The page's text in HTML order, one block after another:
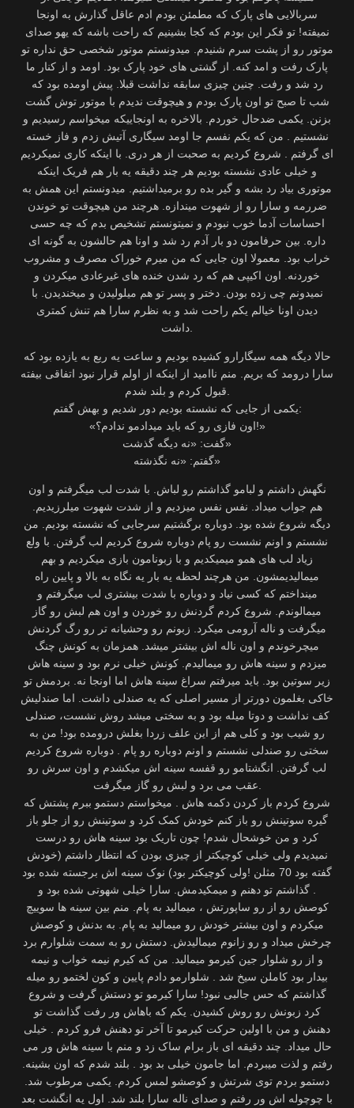
سربالایی های پارک که مطمئن بودم ادم عاقل گذارش به اونجا
نمیفته! تو فکر این بودم که کجا بشینیم که راحت باشه که یهو صدای
موتور رو از پشت سرم شنیدم. میدونستم موتور شخصی حق نداره تو
پارک رفت و امد کنه. از گشتی های خود پارک بود. اومد و از کنار ما
رد شد و رفت. چنین چیزی سابقه نداشت قبلا. پیش اومده بود که
شب تا صبح تو اون پارک بودم و هیچوقت ندیدم با موتور توش گشت
بزنن. یکمی ضدحال خوردم. بالاخره به اونجاییکه میخواسم رسیدیم و
نشستیم . من که یکم نفسم جا اومد سیگاری آتیش زدم و فاز خسته
ای گرفتم . شروع کردیم به صحبت از هر دری. با اینکه کاری نمیکردیم
و خیلی عادی نشسته بودیم هر چند دقیقه یه بار هم فریک اینکه
موتوری بیاد رد بشه و گیر بده رو برمیداشتیم. میدونستم این همش به
ضررمه و سارا رو از شهوت میندازه. هرچند من هیچوقت تو خوندن
احساسات آدما خوب نبودم و نمیتونستم تشخیص بدم که چه حسی
داره. بین حرفامون دو بار آدم رد شد و اونا هم حالشون به گونه ای
خراب بود. معمولا اون جایی که من میرم خوراک مصرف و مشروب
خوردنه. اون اکیپی هم که رد شدن خنده های غیرعادی میکردن و
نمیدونم چی زده بودن. دختر و پسر تو هم میلولیدن و میخندیدن. با
دیدن اونا خیالم یکم راحت شد و به نظرم سارا هم تنش کمتری
حالا دیگه همه سیگارارو کشیده بودیم و ساعت یه ربع به یازده بود که
سارا درومد که بریم. منم ناامید از اینکه از اولم قرار نبود اتفاقی بیفته
یکمی از جایی که نشسته بودیم دور شدیم و بهش گفتم:
«اون فازی رو که باید میدادمو ندادم؟!»
گفت: «نه دیگه گذشت»
گفتم: «نه نگذشته»
نگهش داشتم و لبامو گذاشتم رو لباش. با شدت لب میگرفتم و اون
هم جواب میداد. نفس نفس میزدیم و از شدت شهوت میلرزیدیم.
دیگه شروع شده بود. دوباره برگشتیم سرجایی که نشسته بودیم. من
نشستم و اونم نشست رو پام دوباره شروع کردیم لب گرفتن. با ولع
زیاد لب های همو میمیکدیم و با زبونامون بازی میکردیم و بهم
میمالیدیمشون. من هرچند لحظه یه بار یه نگاه به بالا و پایین راه
مینداختم که کسی نیاد و دوباره با شدت بیشتری لب میگرفتم و
میمالوندم. شروع کردم گردنش رو خوردن و اون هم لبش رو گاز
میگرفت و ناله آرومی میکرد. زبونم رو وحشیانه تر رو رگ گردنش
میچرخوندم و اون ناله اش بیشتر میشد. همزمان به کونش چنگ
میزدم و سینه هاش رو میمالیدم. کونش خیلی نرم بود و سینه هاش
زیر سوتین بود. باید میرفتم سراغ سینه هاش اما اونجا نه. بردمش تو
خاکی بغلمون دورتر از مسیر اصلی که یه صندلی داشت. اما صندلیش
کف نداشت و دوتا میله بود و به سختی میشد روش نشست، صندلی
رو شیب بود و کلی هم از این علف زردا بغلش درومده بود! من به
سختی رو صندلی نشستم و اونم دوباره رو پام . دوباره شروع کردیم
لب گرفتن. انگشتامو رو قفسه سینه اش میکشدم و اون سرش رو
شروع کردم باز کردن دکمه هاش . میخواستم دستمو ببرم پشتش که
گیره سوتینش رو باز کنم خودش کمک کرد و سوتینش رو از جلو باز
کرد و من خوشحال شدم! چون تاریک بود سینه هاش رو درست
نمیدیدم ولی خیلی کوچیکتر از چیزی بودن که انتظار داشتم (خودش
گفته بود 70 مثلن !ولی کوچیکتر بود) نوک سینه اش برجسته شده بود
. گذاشتم تو دهنم و میمکیدمش. سارا خیلی شهوتی شده بود و
کوصش رو از رو ساپورتش ، میمالید به پام. منم بین سینه ها سوییچ
میکردم و اون بیشتر خودش رو میمالید به پام. به بدنش و کوصش
چرخش میداد و رو زانوم میمالیدش. دستش رو به سمت شلوارم برد
و از رو شلوار جین کیرمو میمالید. من که کیرم نیمه خواب و نیمه
بیدار بود کاملن سیخ شد . شلوارمو دادم پایین و کون لختمو رو میله
گذاشتم که حس جالبی نبود! سارا کیرمو تو دستش گرفت و شروع
کرد زبونش رو روش کشیدن. یکم که باهاش ور رفت گذاشت تو
دهنش و من با اولین حرکت کیرمو تا آخر تو دهنش فرو کردم . خیلی
حال میداد. چند دقیقه ای باز برام ساک زد و منم با سینه هاش ور می
رفتم و لذت میبردم. اما جامون خیلی بد بود . بلند شدم که اون بشینه.
دستمو بردم توی شرتش و کوصشو لمس کردم. یکمی مرطوب شد.
با چوچوله اش ور رفتم و صدای ناله سارا بلند شد. اول یه انگشت بعد